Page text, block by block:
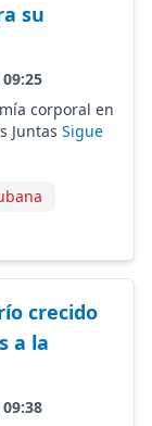
su
corporal en
Juntas Sigue
crecido
a la